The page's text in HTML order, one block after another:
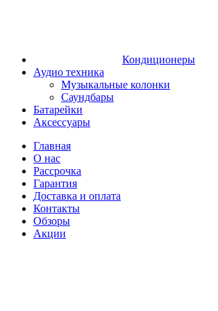
Кондиционеры
Аудио техника
Музыкальные колонки
Саундбары
Батарейки
Аксессуары
Главная
О нас
Рассрочка
Гарантия
Доставка и оплата
Контакты
Обзоры
Акции